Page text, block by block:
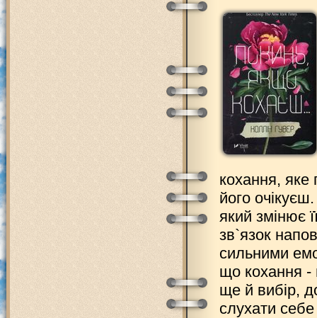
кохання, яке
його
який змінює
зв`язок
сильними
що кохання
ще й вибір,
слухати себе